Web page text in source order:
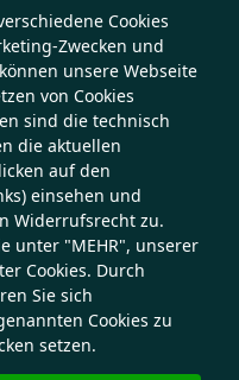
Cookies
Zwecken und
unsere Webseite
von Cookies
sind die technisch
die aktuellen
auf den
einsehen und
Widerrufsrecht zu.
unter "MEHR", unserer
Cookies. Durch
Sie sich
Cookies zu
setzen.